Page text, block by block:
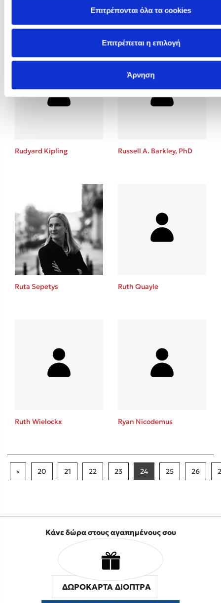
Επιτρέπονται όλα τα cookies
Επιτρέπεται η επιλογή
Άρνηση
Rowan Hooper
Rudyard Kipling Russell A. Barkley, PhD
Ruta Sepetys Ruth Quayle
Ruth Wielockx Ryan Nicodemus
« 20 21 22 23 24 25 26
Κάνε δώρα στους αγαπημένους σου
ΔΩΡΟΚΑΡΤΑ ΔΙΟΠΤΡΑ